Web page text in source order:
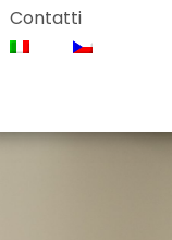
Contatti